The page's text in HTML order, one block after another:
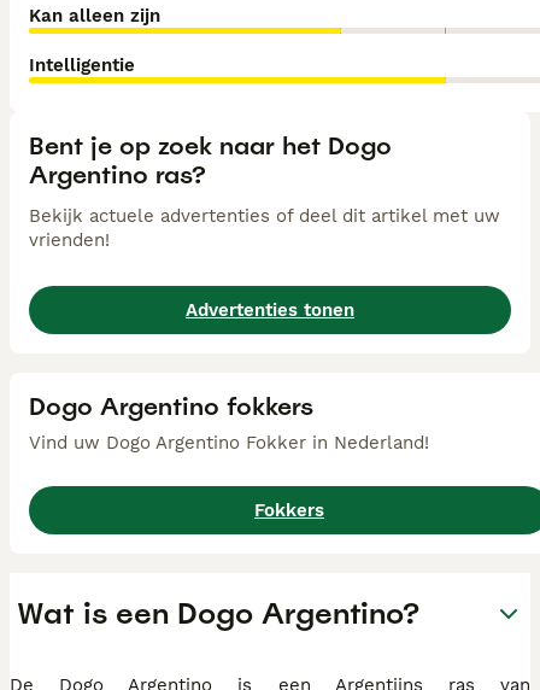
Kan alleen zijn
Intelligentie
Bent je op zoek naar het Dogo
Argentino ras?
Bekijk actuele advertenties of deel dit artikel met uw
vrienden!
Advertenties tonen
Dogo Argentino fokkers
Vind uw Dogo Argentino Fokker in Nederland!
Fokkers
Wat is een Dogo Argentino?
De Dogo Argentino is een Argentijns ras van